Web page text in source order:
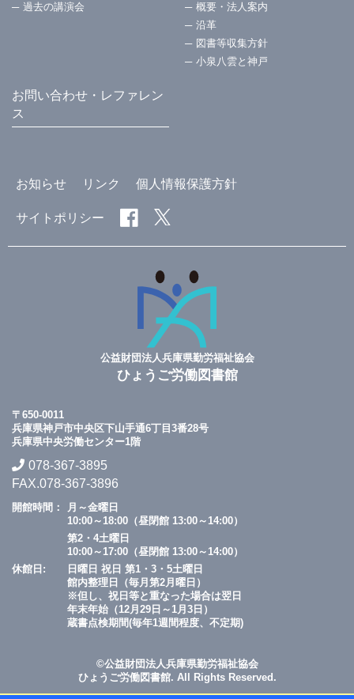
過去の講演会
概要・法⼈案内
沿革
図書等収集方針
小泉八雲と神戸
お問い合わせ・レファレン
ス
お知らせ リンク 個人情報保護方針
サイトポリシー
公益財団法人兵庫県勤労福祉協会
ひょうご労働図書館
〒650-0011
兵庫県神戸市中央区下山手通6丁目3番28号
兵庫県中央労働センター1階
078-367-3895
FAX.078-367-3896
開館時間：
月～金曜日
10:00～18:00（昼閉館 13:00～14:00）
第2・4土曜日
10:00～17:00（昼閉館 13:00～14:00）
休館日:
日曜日 祝日 第1・3・5土曜日
館内整理日（毎月第2月曜日）
※但し、祝日等と重なった場合は翌日
年末年始（12月29日～1月3日）
蔵書点検期間(毎年1週間程度、不定期)
©公益財団法人兵庫県勤労福祉協会
ひょうご労働図書館. All Rights Reserved.